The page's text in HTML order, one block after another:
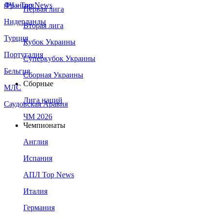
Франция
Нидерланды
Турция
Португалия
Бельгия
МЛС
Саудовская Аравия
ЛЧ - Top News
Первая лига
Вторая лига
Кубок Украины
Суперкубок Украины
Сборная Украины
Сборные
Лига наций
ЧМ 2026
Чемпионаты
Англия
Испания
АПЛ Top News
Италия
Германия